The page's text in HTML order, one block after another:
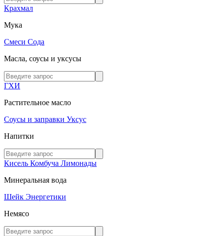
Крахмал
Мука
Смеси Сода
Масла, соусы и уксусы
ГХИ
Растительное масло
Соусы и заправки Уксус
Напитки
Кисель Комбуча Лимонады
Минеральная вода
Шейк Энергетики
Немясо